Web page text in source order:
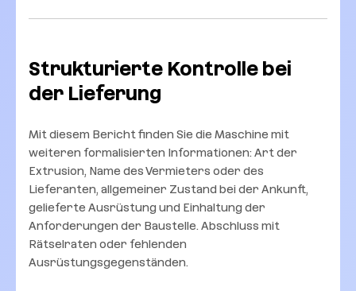
Strukturierte Kontrolle bei
der Lieferung
Mit diesem Bericht finden Sie die Maschine mit
weiteren formalisierten Informationen: Art der
Extrusion, Name des Vermieters oder des
Lieferanten, allgemeiner Zustand bei der Ankunft,
gelieferte Ausrüstung und Einhaltung der
Anforderungen der Baustelle. Abschluss mit
Rätselraten oder fehlenden
Ausrüstungsgegenständen.